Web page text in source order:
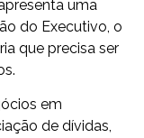
uma
do Executivo, o
que precisa ser
em
de dívidas,